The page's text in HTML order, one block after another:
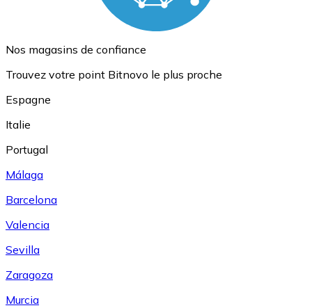
Nos magasins de confiance
Trouvez votre point Bitnovo le plus proche
Espagne
Italie
Portugal
Málaga
Barcelona
Valencia
Sevilla
Zaragoza
Murcia